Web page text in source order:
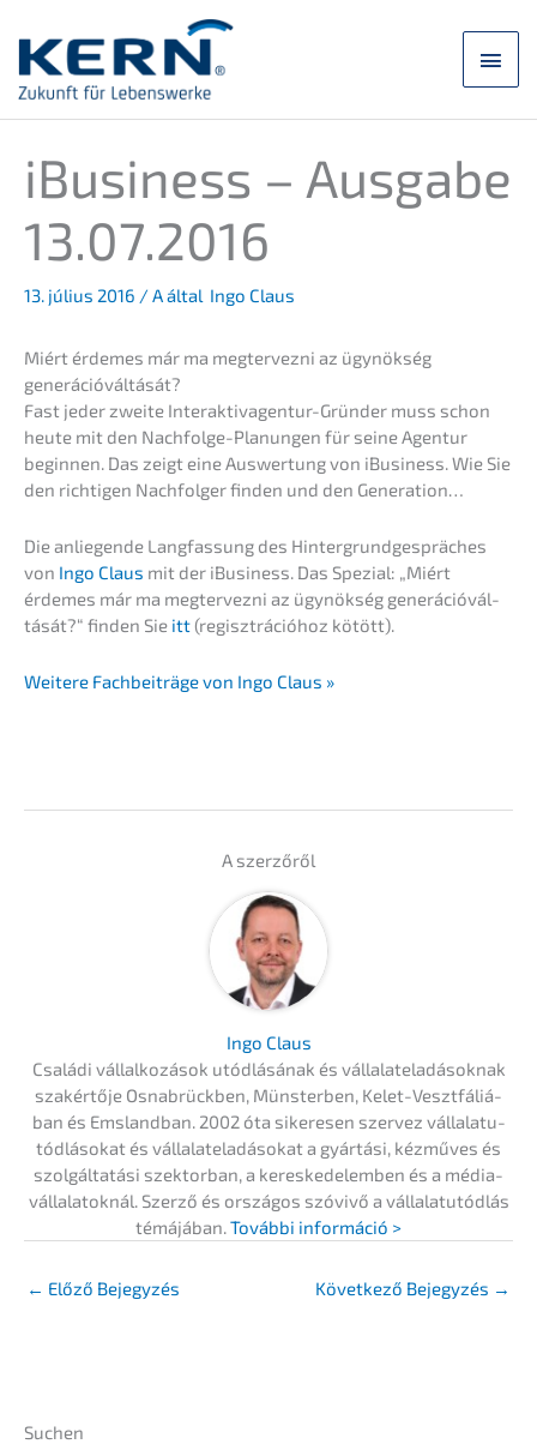
tartalomra
iBusi­ness – Ausga­be
13.07.2016
13. július 2016 / A által Ingo Claus
Miért érdemes már ma megter­vez­ni az ügynök­ség
generációváltását?
Fast jeder zweite Inter­ak­tiv­agen­tur-Gründer muss schon
heute mit den Nachfol­ge-Planun­gen für seine Agentur
begin­nen. Das zeigt eine Auswer­tung von iBusi­ness. Wie Sie
den richti­gen Nachfol­ger finden und den Generation…
Die anlie­gen­de Langfas­sung des Hinter­grund­ge­sprä­ches
von Ingo Claus mit der iBusi­ness. Das Spezi­al: „Miért
érdemes már ma megter­vez­ni az ügynök­ség generá­ció­vál­
tá­sát?“ finden Sie itt (regisz­trá­cióhoz kötött).
Weite­re Fachbei­trä­ge von Ingo Claus »
A szerzőről
Ingo Claus
Csalá­di vállal­ko­zá­sok utódlá­sá­nak és vállal­ate­la­dá­so­knak
szakértő­je Osnabrück­ben, Münster­ben, Kelet-Veszt­fá­liá­
ban és Emsland­ban. 2002 óta sikere­sen szervez vállala­tu­
tód­lá­so­kat és vállal­ate­la­dá­so­kat a gyártá­si, kézmű­ves és
szolgál­ta­tá­si szektor­ban, a keres­ke­del­em­ben és a média­
vállala­to­knál. Szerző és orszá­gos szóvi­vő a vállala­tu­tód­lás
témájá­ban.Továb­bi információ >
← Előző Bejegyzés Követ­ke­ző Bejegy­zés →
Suchen